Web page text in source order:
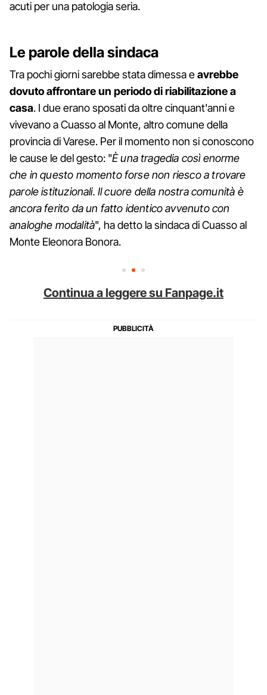
acuti per una patologia seria.
Le parole della sindaca
Tra pochi giorni sarebbe stata dimessa eavrebbe
dovuto affrontare un periodo di riabilitazione a
casa. I due erano sposati da oltre cinquant'anni e
vivevano a Cuasso al Monte, altro comune della
provincia di Varese. Per il momento non si conoscono
le cause le del gesto: "È una tragedia così enorme
che in questo momento forse non riesco a trovare
parole istituzionali. Il cuore della nostra comunità è
ancora ferito da un fatto identico avvenuto con
analoghe modalità", ha detto la sindaca di Cuasso al
Monte Eleonora Bonora.
Continua a leggere su Fanpage.it